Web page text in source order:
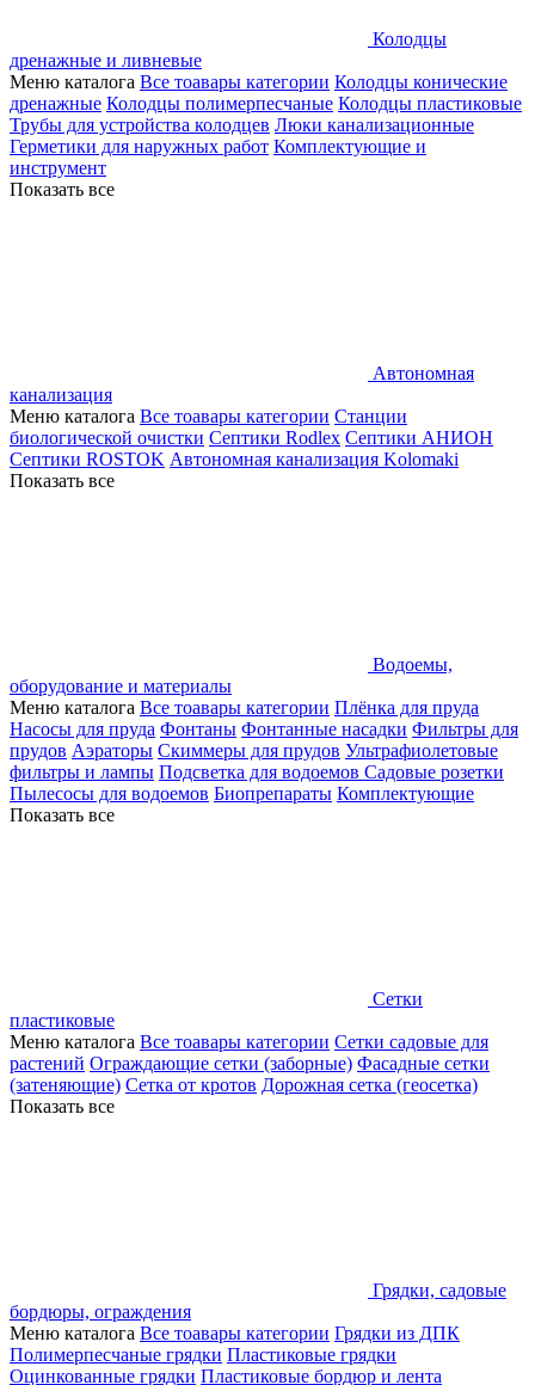
Колодцы
дренажные и ливневые
Меню каталога Все тоавары категории Колодцы конические
дренажные Колодцы полимерпесчаные Колодцы пластиковые
Трубы для устройства колодцев Люки канализационные
Герметики для наружных работ Комплектующие и
инструмент
Показать все
Автономная
канализация
Меню каталога Все тоавары категории Станции
биологической очистки Септики Rodlex Септики АНИОН
Септики ROSTOK Автономная канализация Kolomaki
Показать все
Водоемы,
оборудование и материалы
Меню каталога Все тоавары категории Плёнка для пруда
Насосы для пруда Фонтаны Фонтанные насадки Фильтры для
прудов Аэраторы Скиммеры для прудов Ультрафиолетовые
фильтры и лампы Подсветка для водоемов Садовые розетки
Пылесосы для водоемов Биопрепараты Комплектующие
Показать все
Сетки
пластиковые
Меню каталога Все тоавары категории Сетки садовые для
растений Ограждающие сетки (заборные) Фасадные сетки
(затеняющие) Сетка от кротов Дорожная сетка (геосетка)
Показать все
Грядки, садовые
бордюры, ограждения
Меню каталога Все тоавары категории Грядки из ДПК
Полимерпесчаные грядки Пластиковые грядки
Оцинкованные грядки Пластиковые бордюр и лента